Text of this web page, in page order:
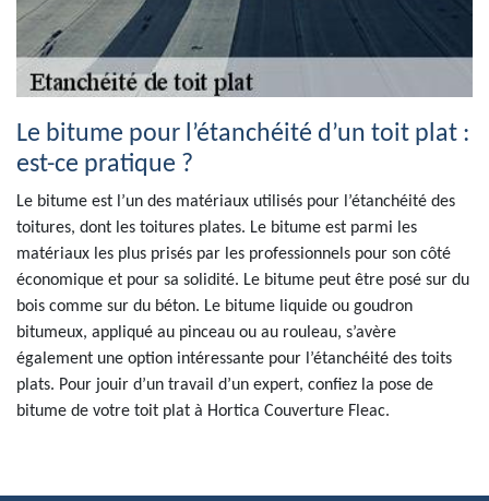
Le bitume pour l’étanchéité d’un toit plat :
est-ce pratique ?
Le bitume est l’un des matériaux utilisés pour l’étanchéité des
toitures, dont les toitures plates. Le bitume est parmi les
matériaux les plus prisés par les professionnels pour son côté
économique et pour sa solidité. Le bitume peut être posé sur du
bois comme sur du béton. Le bitume liquide ou goudron
bitumeux, appliqué au pinceau ou au rouleau, s’avère
également une option intéressante pour l’étanchéité des toits
plats. Pour jouir d’un travail d’un expert, confiez la pose de
bitume de votre toit plat à Hortica Couverture Fleac.